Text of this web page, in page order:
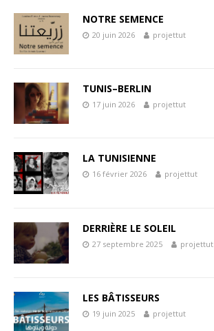
NOTRE SEMENCE
20 juin 2026 projettut
TUNIS–BERLIN
17 juin 2026 projettut
LA TUNISIENNE
16 février 2026 projettut
DERRIÈRE LE SOLEIL
27 septembre 2025 projettut
LES BÂTISSEURS
19 juin 2025 projettut